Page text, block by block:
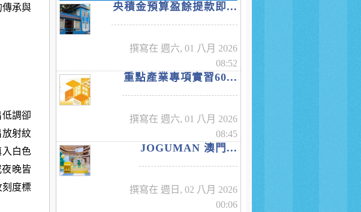
傳承與
調卻
放射紋
白色
晚皆
刻度標
央積金預算盈餘提款即...
撰寫在 週六, 01 八月 2026
08:52
重點產業專項實習60...
撰寫在 週六, 01 八月 2026
08:45
JOGUMAN 澳門...
撰寫在 週日, 02 八月 2026
00:06